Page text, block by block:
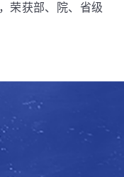
荣获部、院、省级